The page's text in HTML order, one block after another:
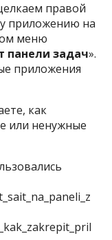
правой
приложению на
меню
панели задач».
приложения
как
или ненужные